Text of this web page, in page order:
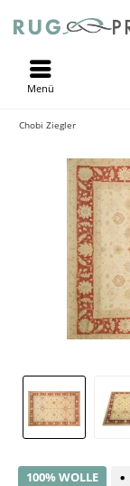
Menü
Chobi Ziegler
100% WOLLE